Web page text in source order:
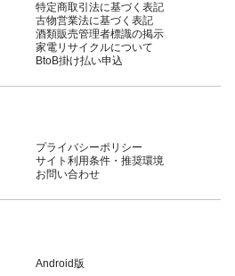
特定商取引法に基づく表記
古物営業法に基づく表記
酒類販売管理者標識の掲示
家電リサイクルについて
BtoB掛け払い申込
プライバシーポリシー
サイト利用条件・推奨環境
お問い合わせ
Android版